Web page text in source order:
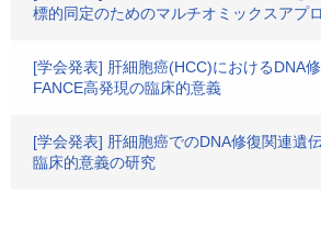
標的同定のためのマルチオミックスアプ
[学会発表] 肝細胞癌(HCC)におけるDNA
FANCE高発現の臨床的意義
[学会発表] 肝細胞癌でのDNA修復関連遺
臨床的意義の研究